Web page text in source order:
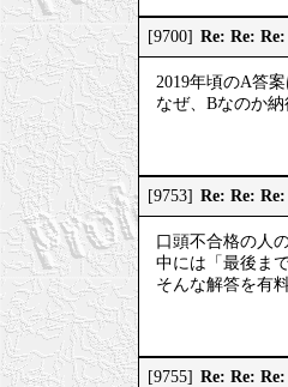
[9700] Re: Re:
2019年頃のA答
なぜ、Bなのか
[9753] Re: Re:
口頭不合格の人
中には「最後ま
そんな解答を有
[9755] Re: Re: